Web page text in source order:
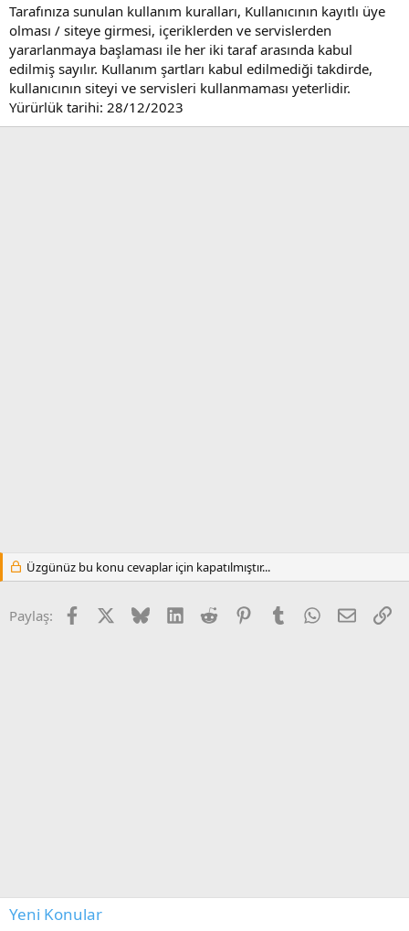
Tarafınıza sunulan kullanım kuralları, Kullanıcının kayıtlı üye
olması / siteye girmesi, içeriklerden ve servislerden
yararlanmaya başlaması ile her iki taraf arasında kabul
edilmiş sayılır. Kullanım şartları kabul edilmediği takdirde,
kullanıcının siteyi ve servisleri kullanmaması yeterlidir.
Yürürlük tarihi: 28/12/2023
Üzgünüz bu konu cevaplar için kapatılmıştır...
Paylaş: FacebookX (Twitter)
BlueskyLinkedInReddit PinterestTumblr WhatsApp
E-posta
Yeni Konular